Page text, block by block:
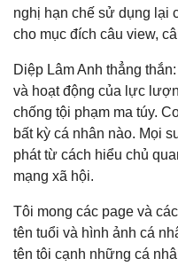
nghị hạn chế sử dụng lại
cho mục đích câu view,
Diệp Lâm Anh thẳng
và hoạt động của lực
chống tội phạm ma túy.
bất kỳ cá nhân nào. Mọi
phát từ cách hiểu chủ
mạng xã hội.
Tôi mong các page và
tên tuổi và hình ảnh cá
tên tôi cạnh những cá